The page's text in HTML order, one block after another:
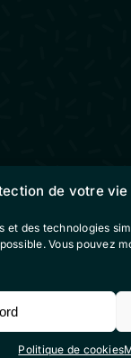
de votre
et des technologies
Vous pouvez
Politique de cookies